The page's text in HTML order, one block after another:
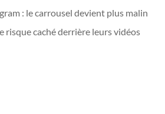
: le carrousel devient plus malin
risque caché derrière leurs vidéos